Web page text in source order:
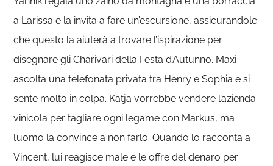
a Larissa e la invita a fare un’escursione, assicurandole
che questo la aiuterà a trovare l’ispirazione per
disegnare gli Charivari della Festa d’Autunno. Maxi
ascolta una telefonata privata tra Henry e Sophia e si
sente molto in colpa. Katja vorrebbe vendere l’azienda
vinicola per tagliare ogni legame con Markus, ma
l’uomo la convince a non farlo. Quando lo racconta a
Vincent, lui reagisce male e le offre del denaro per